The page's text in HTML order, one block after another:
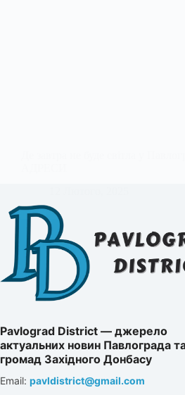
Pavlograd District — джерело
актуальних новин Павлограда
громад Західного Донбасу
Email: pavldistrict@gmail.com